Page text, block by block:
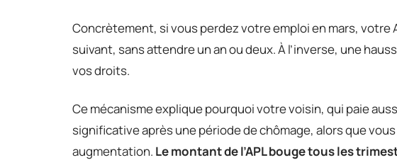
Concrètement, si vous perdez votre emploi en mars, votre
suivant, sans attendre un an ou deux. À l’inverse, une
vos droits.
Ce mécanisme explique pourquoi votre voisin, qui paie
significative après une période de chômage, alors que
augmentation. Le montant de l’APL bouge tous les